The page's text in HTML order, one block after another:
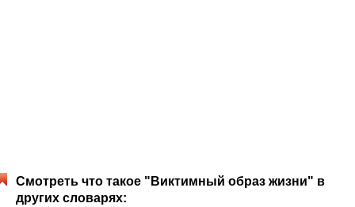
Смотреть что такое "Виктимный образ жизни" в
других словарях: